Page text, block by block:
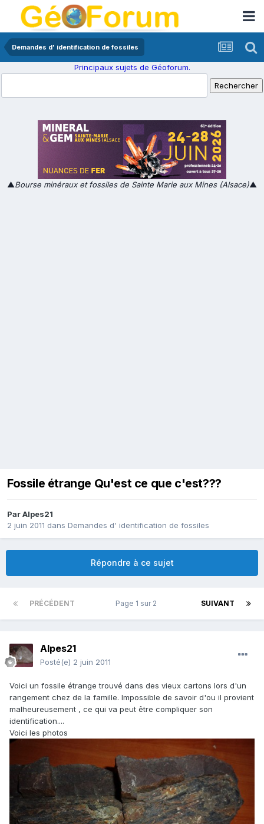
Demandes d' identification de fossiles
Principaux sujets de Géoforum.
▲Bourse minéraux et fossiles de Sainte Marie aux Mines (Alsace)▲
Fossile étrange Qu'est ce que c'est???
ParAlpes21
2 juin 2011 dans Demandes d' identification de fossiles
Répondre à ce sujet
PRÉCÉDENT SUIVANT
Page 1 sur 2
Alpes21
Posté(e) 2 juin 2011
Voici un fossile étrange trouvé dans des vieux cartons lors d'un
rangement chez de la famille. Impossible de savoir d'ou il provient
malheureusement , ce qui va peut être compliquer son
identification....
Voici les photos